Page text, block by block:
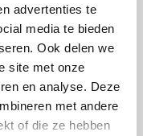
advertenties te
media te bieden
Ook delen we
site met onze
en analyse. Deze
met andere
of die ze hebben
om